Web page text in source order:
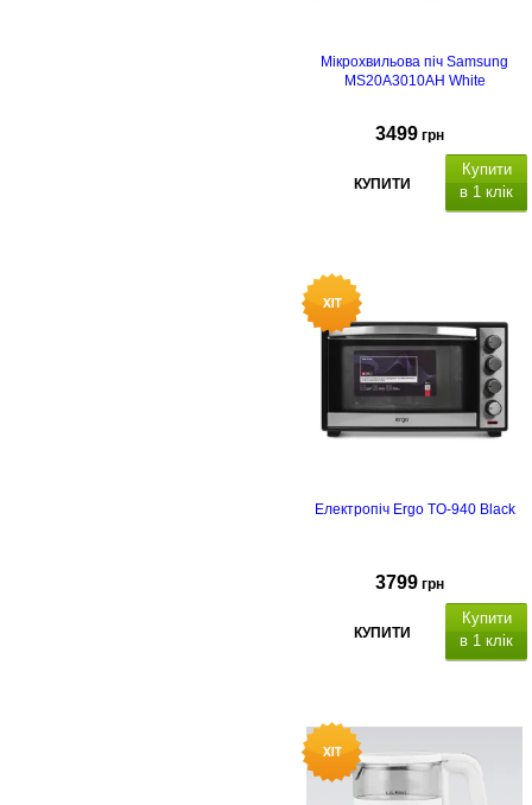
Мікрохвильова піч Samsung
MS20A3010AH White
3499 грн
КУПИТИ
Купити
в 1 клік
Електропіч Ergo TO-940 Black
3799 грн
КУПИТИ
Купити
в 1 клік